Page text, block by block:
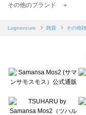
TSUHARU by Samansa Mos2
Samansa Mos2 blue（サマン
sō4ū（ソウフォーユー）のそ
Te chichi（テチチ）のその他
Te chichi CLASSIC（テチチ
Lugnoncure（ルノンキュール
その他のブランド ＋
Lugnoncure 雑貨 その他